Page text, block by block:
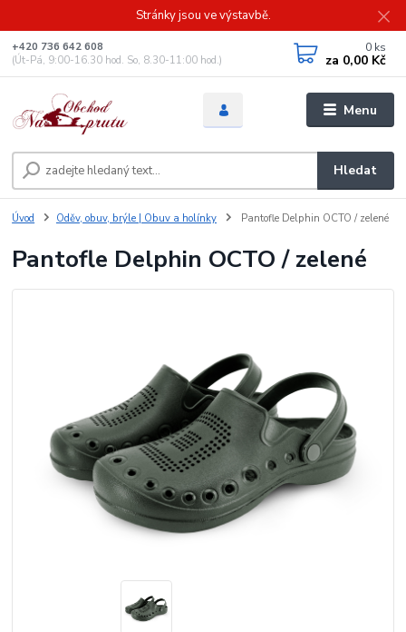
Stránky jsou ve výstavbě.
Menu
Hledat
+420 736 642 608
(Út-Pá, 9:00-16.30 hod. So, 8.30-11:00 hod.)
0 ks
za 0,00 Kč
Úvod Oděv, obuv, brýle | Obuv a holínky Pantofle Delphin OCTO / zelené
Pantofle Delphin OCTO / zelené